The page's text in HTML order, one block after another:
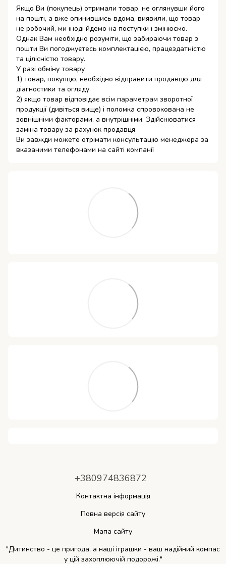
Якщо Ви (покупець) отримали товар, не оглянувши його
на пошті, а вже опинившись вдома, виявили, що товар
не робочий, ми іноді йдемо на поступки і змінюємо.
Однак Вам необхідно розуміти, що забираючи товар з
пошти Ви погоджуєтесь комплектацією, працездатністю
та цілісністю товару.
У разі обміну товару
1) товар, покупцю, необхідно відправити продавцю для
діагностики та огляду.
2) якщо товар відповідає всім параметрам зворотної
продукції (дивіться вище) і поломка спровокована не
зовнішніми факторами, а внутрішніми. Здійснюватися
заміна товару за рахунок продавця
Ви завжди можете отрімати консультацію менеджера за
вказаними телефонами на сайті компанії
+380974836872
Контактна інформація
Повна версія сайту
Мапа сайту
"Дитинство - це пригода, а наші іграшки - ваш надійний компас
у цій захоплюючій подорожі."